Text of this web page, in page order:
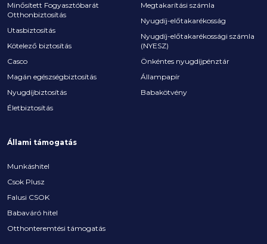
Minősített Fogyasztóbarát
Otthonbiztosítás
Utasbiztosítás
Kötelező biztosítás
Casco
Magán egészségbiztosítás
Nyugdíjbiztosítás
Életbiztosítás
Megtakarítási számla
Nyugdíj-előtakarékosság
Nyugdíj-előtakarékossági számla
(NYESZ)
Önkéntes nyugdíjpénztár
Állampapír
Babakötvény
Állami támogatás
Munkáshitel
Csok Plusz
Falusi CSOK
Babaváró hitel
Otthonteremtési támogatás